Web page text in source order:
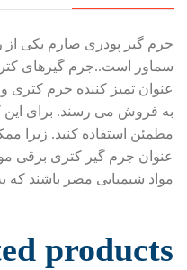
جرم گیر پودری صارم یکی از
سماور است..جرم گیرهای
عنوان تمیز کننده جرم
به فروش می رسند. برای این
مطمئن استفاده کنید. زیرا
عنوان جرم گیر کتری برقی
مواد شیمیایی مضر باشند که
products